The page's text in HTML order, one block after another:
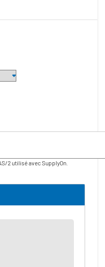
2 utilisé avec SupplyOn.